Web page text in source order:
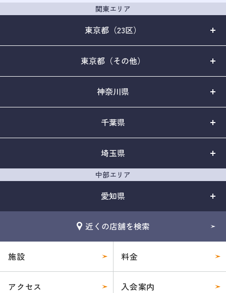
関東エリア
東京都（23区）
東京都（その他）
神奈川県
千葉県
埼玉県
中部エリア
愛知県
近くの店舗を検索
施設 料金
アクセス 入会案内